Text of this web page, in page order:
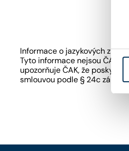
Informace o jazykových
Tyto informace nejsou ČAK
upozorňuje ČAK, že
smlouvou podle § 24c